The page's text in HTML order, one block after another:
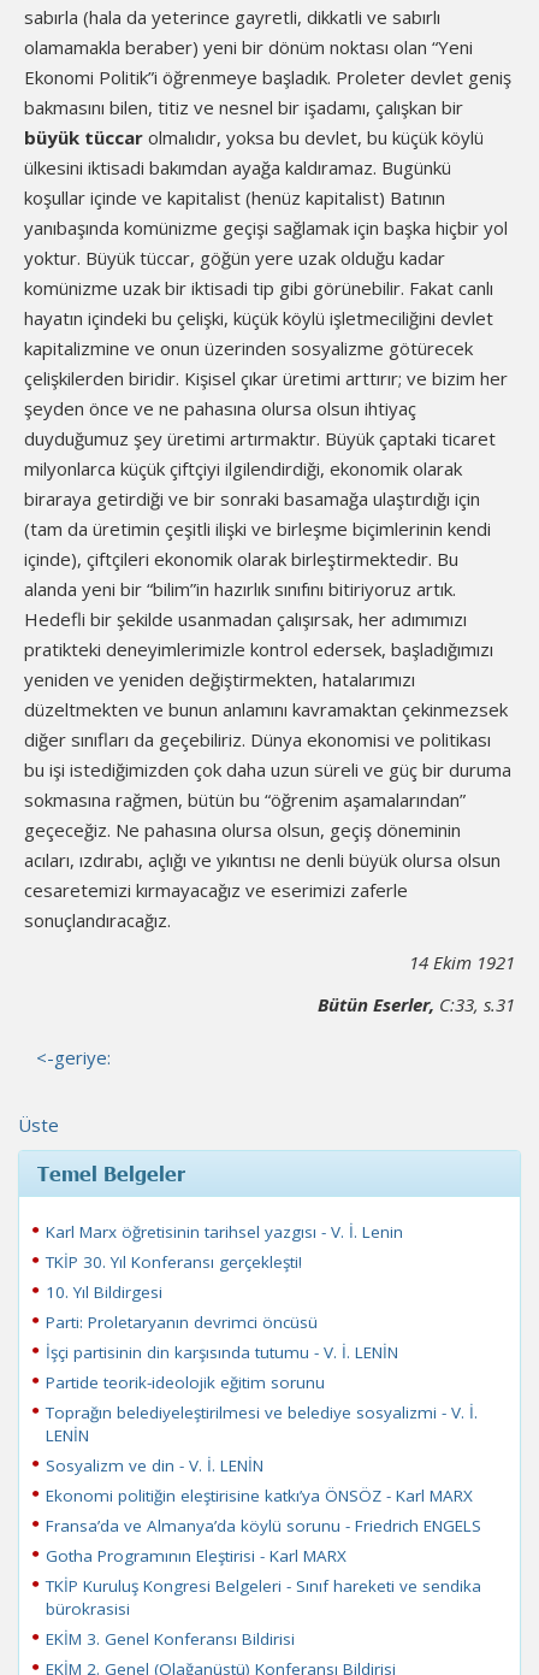
sabırla (hala da yeterince gayretli, dikkatli ve sabırlı
olamamakla beraber) yeni bir dönüm noktası olan “Yeni
Ekonomi Politik”i öğrenmeye başladık. Proleter devlet geniş
bakmasını bilen, titiz ve nesnel bir işadamı, çalışkan bir
büyük tüccar olmalıdır, yoksa bu devlet, bu küçük köylü
ülkesini iktisadi bakımdan ayağa kaldıramaz. Bugünkü
koşullar içinde ve kapitalist (henüz kapitalist) Batının
yanıbaşında komünizme geçişi sağlamak için başka hiçbir yol
yoktur. Büyük tüccar, göğün yere uzak olduğu kadar
komünizme uzak bir iktisadi tip gibi görünebilir. Fakat canlı
hayatın içindeki bu çelişki, küçük köylü işletmeciliğini devlet
kapitalizmine ve onun üzerinden sosyalizme götürecek
çelişkilerden biridir. Kişisel çıkar üretimi arttırır; ve bizim her
şeyden önce ve ne pahasına olursa olsun ihtiyaç
duyduğumuz şey üretimi artırmaktır. Büyük çaptaki ticaret
milyonlarca küçük çiftçiyi ilgilendirdiği, ekonomik olarak
biraraya getirdiği ve bir sonraki basamağa ulaştırdığı için
(tam da üretimin çeşitli ilişki ve birleşme biçimlerinin kendi
içinde), çiftçileri ekonomik olarak birleştirmektedir. Bu
alanda yeni bir “bilim”in hazırlık sınıfını bitiriyoruz artık.
Hedefli bir şekilde usanmadan çalışırsak, her adımımızı
pratikteki deneyimlerimizle kontrol edersek, başladığımızı
yeniden ve yeniden değiştirmekten, hatalarımızı
düzeltmekten ve bunun anlamını kavramaktan çekinmezsek
diğer sınıfları da geçebiliriz. Dünya ekonomisi ve politikası
bu işi istediğimizden çok daha uzun süreli ve güç bir duruma
sokmasına rağmen, bütün bu “öğrenim aşamalarından”
geçeceğiz. Ne pahasına olursa olsun, geçiş döneminin
acıları, ızdırabı, açlığı ve yıkıntısı ne denli büyük olursa olsun
cesaretemizi kırmayacağız ve eserimizi zaferle
sonuçlandıracağız.
14 Ekim 1921
Bütün Eserler, C:33, s.31
<-geriye:
Üste
Temel Belgeler
Karl Marx öğretisinin tarihsel yazgısı - V. İ. Lenin
TKİP 30. Yıl Konferansı gerçekleşti!
10. Yıl Bildirgesi
Parti: Proletaryanın devrimci öncüsü
İşçi partisinin din karşısında tutumu - V. İ. LENİN
Partide teorik-ideolojik eğitim sorunu
Toprağın belediyeleştirilmesi ve belediye sosyalizmi - V. İ.
LENİN
Sosyalizm ve din - V. İ. LENİN
Ekonomi politiğin eleştirisine katkı’ya ÖNSÖZ - Karl MARX
Fransa’da ve Almanya’da köylü sorunu - Friedrich ENGELS
Gotha Programının Eleştirisi - Karl MARX
TKİP Kuruluş Kongresi Belgeleri - Sınıf hareketi ve sendika
bürokrasisi
EKİM 3. Genel Konferansı Bildirisi
EKİM 2. Genel (Olağanüstü) Konferansı Bildirisi